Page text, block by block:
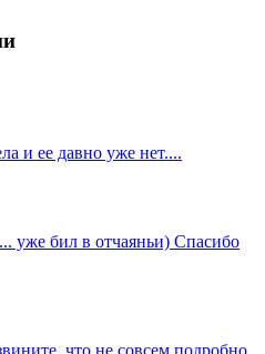
и ее давно уже нет....
уже бил в отчаяньи) Спасибо
что не совсем подробно